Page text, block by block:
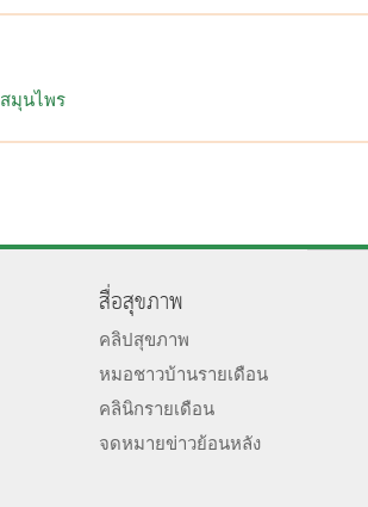
สมุนไพร
สื่อสุขภาพ
คลิปสุขภาพ
หมอชาวบ้านรายเดือน
คลินิกรายเดือน
จดหมายข่าวย้อนหลัง